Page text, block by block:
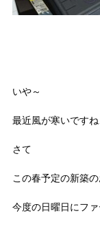
いや～
最近風が寒いですね
さて
この春予定の新築
今度の日曜日にフ